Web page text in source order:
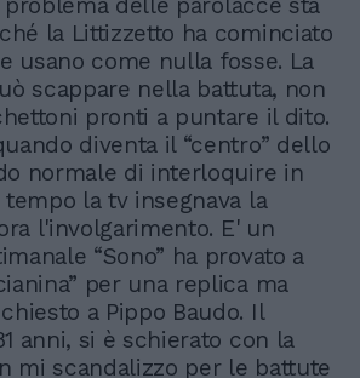
delle parolacce sta
la Littizzetto ha cominciato
usano come nulla fosse. La
scappare nella battuta, non
pronti a puntare il dito.
diventa il “centro” dello
normale di interloquire in
la tv insegnava la
l'involgarimento. E' un
“Sono” ha provato a
per una replica ma
a Pippo Baudo. Il
anni, si è schierato con la
mi scandalizzo per le battute